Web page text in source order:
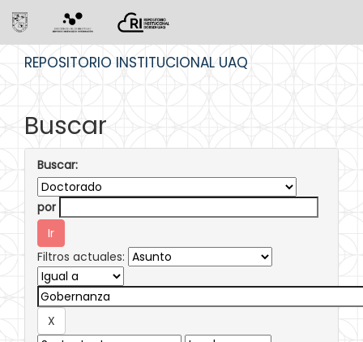
REPOSITORIO INSTITUCIONAL UAQ
Buscar
Buscar:
por
Filtros actuales: